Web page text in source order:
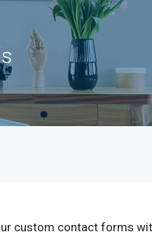
custom contact forms